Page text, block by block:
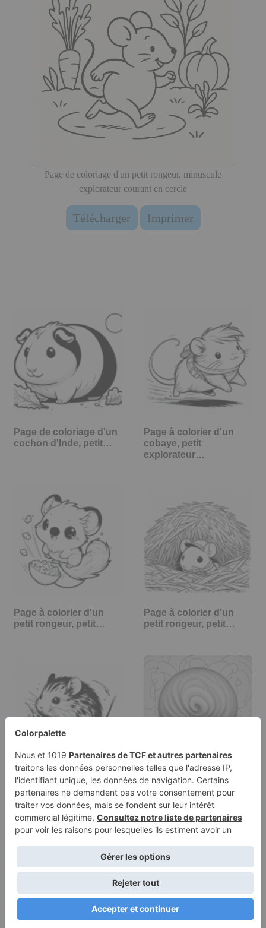
Page de coloriage d'un petit rongeur, minuscule
explorateur courant en cercle
Télécharger Imprimer
Page de coloriage d'un
cochon d'Inde, petit…
Page à colorier d'un
cobaye, petit
explorateur…
Page à colorier d'un
petit rongeur, petit…
Page à colorier d'un
petit rongeur, petit…
Page à colorier d'un
petit rongeur,
minuscule…
Page de coloriage d'un
petit rongeur, ami
duveteux…
Conditions Politique de